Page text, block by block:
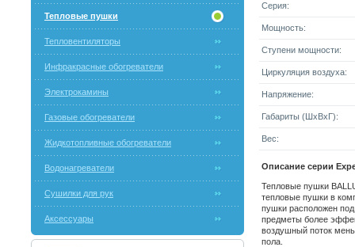
Тепловые пушки
Тепловентиляторы
Инфракрасные обогреватели
Электрокамины
Газовые обогреватели
Жидкотопливные обогреватели
Водонагреватели
Сушилки для рук
Аксессуары
Серия:
Мощность:
Ступени мощности:
Циркуляция воздуха:
Напряжение:
Габариты (ШxВxГ):
Вес:
Описание серии
Тепловые пушки
тепловые пушки в
пушки расположен под
предметы более
воздушный поток
пола.